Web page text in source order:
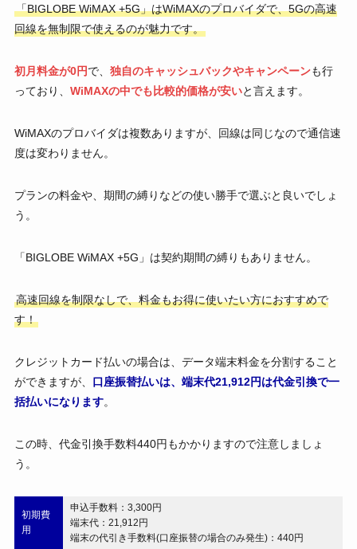
「BIGLOBE WiMAX +5G」はWiMAXのプロバイダで、5Gの高速
回線を無制限で使えるのが魅力です。
初月料金が0円で、 独自のキャッシュバックやキャンペーンも行
っており、 WiMAXの中でも比較的価格が安いと言えます。
WiMAXのプロバイダは複数ありますが、回線は同じなので通信速
度は変わりません。
プランの料金や、期間の縛りなどの使い勝手で選ぶと良いでしょ
う。
「BIGLOBE WiMAX +5G」は契約期間の縛りもありません。
高速回線を制限なしで、料金もお得に使いたい方におすすめで
す！
クレジットカード払いの場合は、データ端末料金を分割すること
ができますが、 口座振替払いは、端末代21,912円は代金引換で一
括払いになります。
この時、代金引換手数料440円もかかりますので注意しましょ
う。
初期費
用
申込手数料：3,300円
端末代：21,912円
端末の代引き手数料(口座振替の場合のみ発生)：440円